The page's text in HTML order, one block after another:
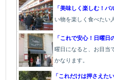
「美味しく楽しむ！
い物を楽しく食べたい
「これで安心！日曜日
曜日になると、お目当
かなります。
「これだけは押さえた